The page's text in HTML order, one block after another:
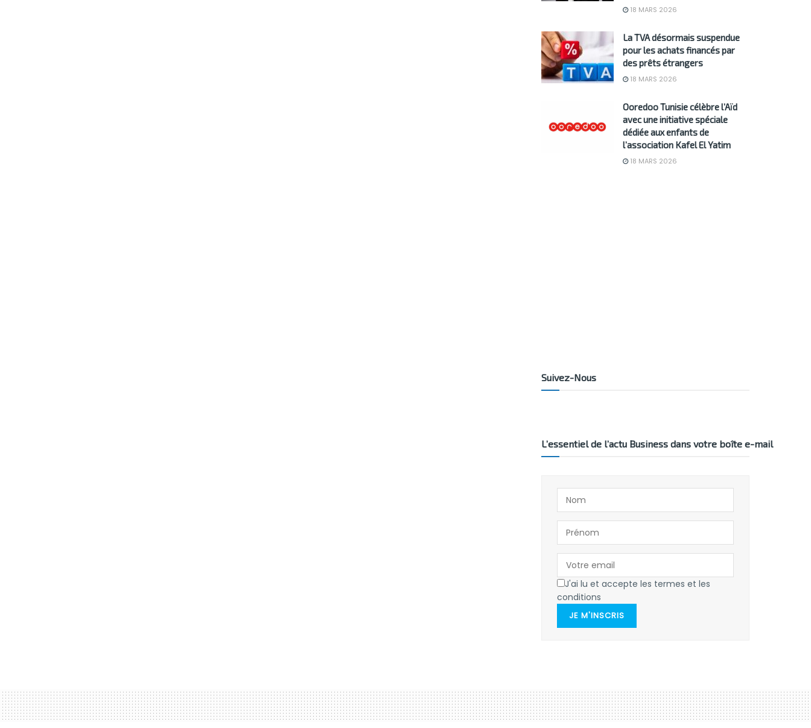
18 MARS 2026
La TVA désormais suspendue
pour les achats financés par
des prêts étrangers
18 MARS 2026
Ooredoo Tunisie célèbre l’Aïd
avec une initiative spéciale
dédiée aux enfants de
l’association Kafel El Yatim
18 MARS 2026
Suivez-Nous
L’essentiel de l’actu Business dans votre boîte e-mail
J'ai lu et accepte les termes et les
conditions
JE M'INSCRIS